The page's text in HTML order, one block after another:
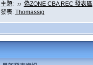
主題:
偽ZONE CBA REC 發表區
發表: Thomassig